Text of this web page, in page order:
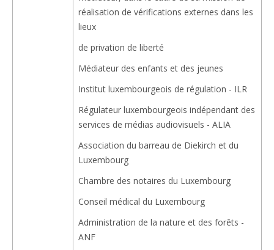
réalisation de vérifications externes dans les
lieux
de privation de liberté
Médiateur des enfants et des jeunes
Institut luxembourgeois de régulation - ILR
Régulateur luxembourgeois indépendant des
services de médias audiovisuels - ALIA
Association du barreau de Diekirch et du
Luxembourg
Chambre des notaires du Luxembourg
Conseil médical du Luxembourg
Administration de la nature et des forêts -
ANF